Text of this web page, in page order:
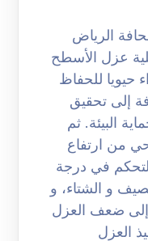
الرياض
عملية عزل الأسطح
حيويا للحفاظ
إلى تحقيق
البيئة. ثم
من ارتفاع
في درجة
و الشتاء، و
ضعف العزل
العزل